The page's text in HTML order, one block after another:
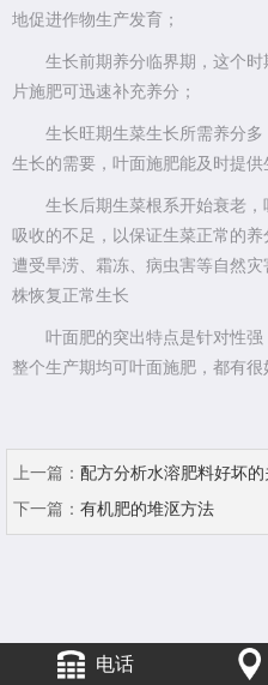
地促进作物生产发育；
生长前期养分临界期，这个
片施肥可迅速补充养分；
生长旺期生菜生长所需养分
生长的需要，叶面施肥能及时提供
生长后期生菜根系开始衰老
吸收的不足，以保证生菜正常
遭受旱涝、霜冻、病虫害等自然
株恢复正常生长
叶面肥的突出特点是针对性
整个生产期均可叶面施肥，都有很
上一篇： 配方分析水溶肥料好坏的
下一篇： 有机肥的堆沤方法
电话